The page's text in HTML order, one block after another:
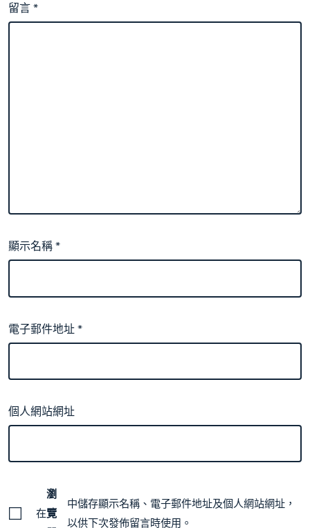
留言*
顯示名稱*
電子郵件地址*
個人網站網址
在
瀏
覽
中儲存顯示名稱、電子郵件地址及個人網站網址，
以供下次發佈留言時使用。